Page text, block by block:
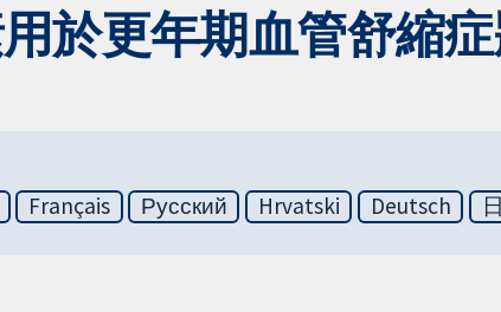
於更年期血管舒縮
Français Русский Hrvatski Deutsch